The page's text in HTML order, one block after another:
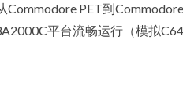
PET到
平台流畅运行（模拟